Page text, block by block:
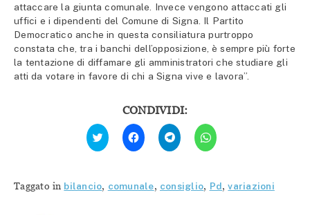
attaccare la giunta comunale. Invece vengono attaccati gli
uffici e i dipendenti del Comune di Signa. Il Partito
Democratico anche in questa consiliatura purtroppo
constata che, tra i banchi dell’opposizione, è sempre più forte
la tentazione di diffamare gli amministratori che studiare gli
atti da votare in favore di chi a Signa vive e lavora”.
CONDIVIDI:
Fai
clic
qui
Twitter
(Si
Fai
clic
per
condividere
(Si
apre
Fai
clic
per
condividere
(Si
apre
Fai
clic
per
(Si
apre
Taggato in bilancio, comunale, consiglio, Pd,variazioni